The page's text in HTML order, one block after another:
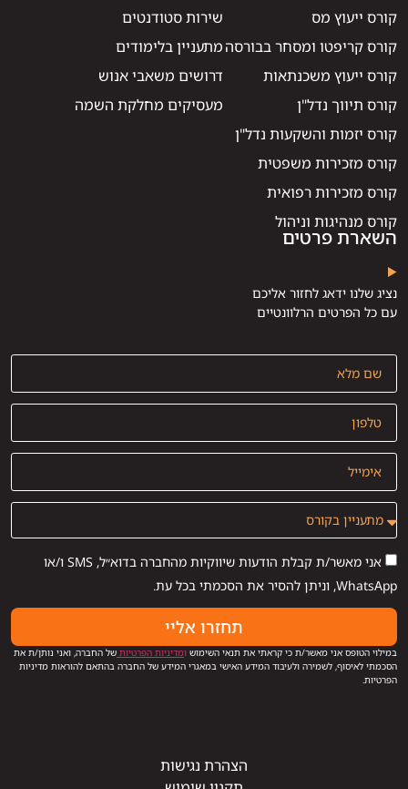
קורס ייעוץ מס
קורס קריפטו ומסחר בבורסה
קורס ייעוץ משכנתאות
קורס תיווך נדל"ן
קורס יזמות והשקעות נדל"ן
קורס מזכירות משפטית
קורס מזכירות רפואית
קורס מנהיגות וניהול
שירות סטודנטים
מתעניין בלימודים
דרושים משאבי אנוש
מעסיקים מחלקת השמה
השארת פרטים
נציג שלנו ידאג לחזור אליכם
עם כל הפרטים הרלוונטיים
אני מאשר/ת קבלת הודעות שיווקיות מהחברה בדוא״ל, SMS ו/או
WhatsApp, וניתן להסיר את הסכמתי בכל עת.
תחזרו אליי
במילוי הטופס אני מאשר/ת כי קראתי את תנאי השימוש ומדיניות הפרטיות של החברה, ואני נותן/ת את
הסכמתי לאיסוף, לשמירה ולעיבוד המידע האישי במאגרי המידע של החברה בהתאם להוראות מדיניות
הפרטיות.
הצהרת נגישות